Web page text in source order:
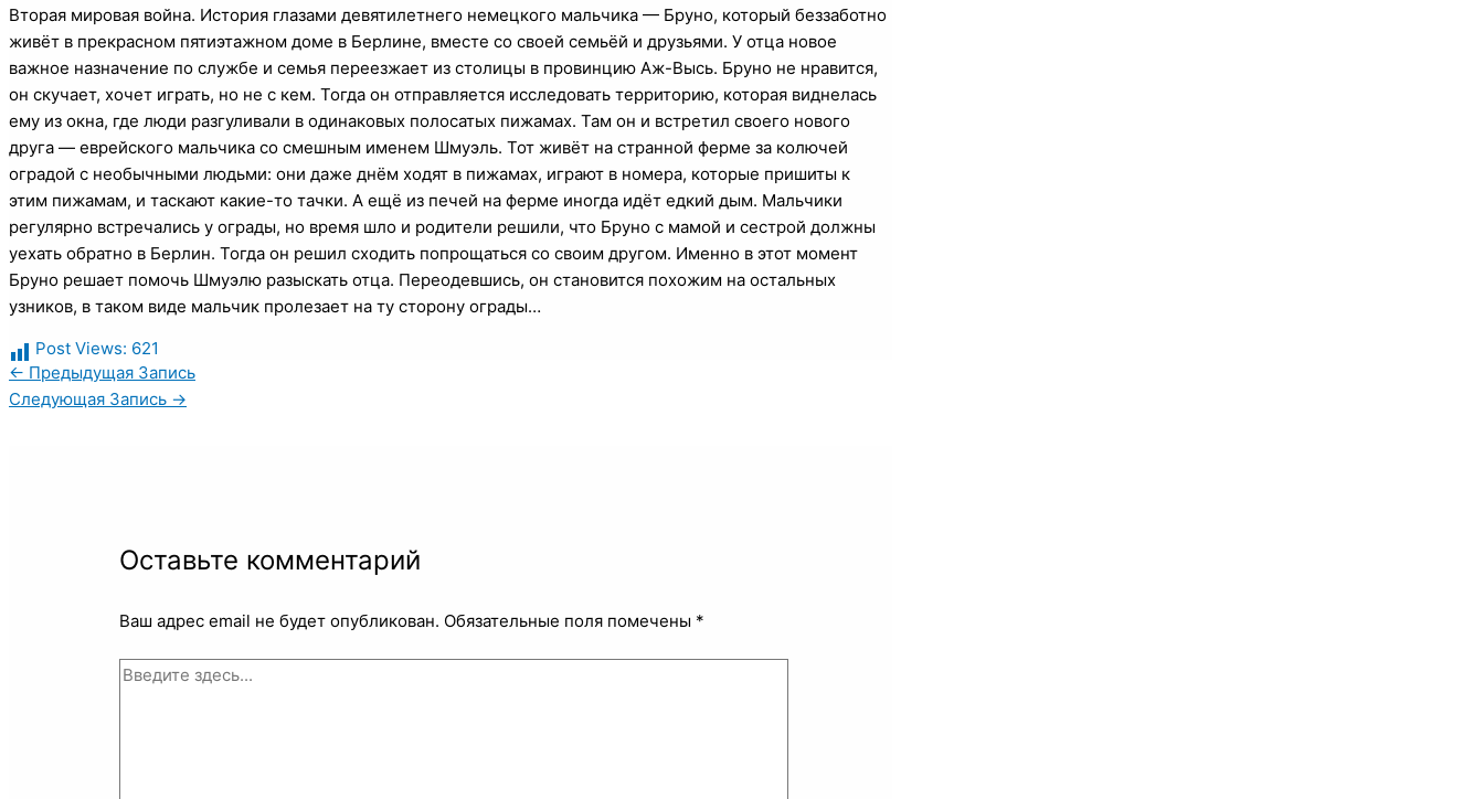
Вторая мировая война. История глазами девятилетнего немецкого мальчика — Бруно, который беззаботно
живёт в прекрасном пятиэтажном доме в Берлине, вместе со своей семьёй и друзьями. У отца новое
важное назначение по службе и семья переезжает из столицы в провинцию Аж-Высь. Бруно не нравится,
он скучает, хочет играть, но не с кем. Тогда он отправляется исследовать территорию, которая виднелась
ему из окна, где люди разгуливали в одинаковых полосатых пижамах. Там он и встретил своего нового
друга — еврейского мальчика со смешным именем Шмуэль. Тот живёт на странной ферме за колючей
оградой с необычными людьми: они даже днём ходят в пижамах, играют в номера, которые пришиты к
этим пижамам, и таскают какие-то тачки. А ещё из печей на ферме иногда идёт едкий дым. Мальчики
регулярно встречались у ограды, но время шло и родители решили, что Бруно с мамой и сестрой должны
уехать обратно в Берлин. Тогда он решил сходить попрощаться со своим другом. Именно в этот момент
Бруно решает помочь Шмуэлю разыскать отца. Переодевшись, он становится похожим на остальных
узников, в таком виде мальчик пролезает на ту сторону ограды…
Post Views: 621
← Предыдущая Запись
Следующая Запись →
Оставьте комментарий
Ваш адрес email не будет опубликован. Обязательные поля помечены *